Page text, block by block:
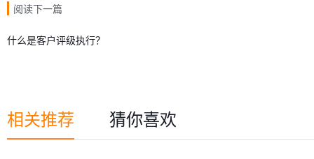
阅读下一篇
什么是客户评级执行？
相关推荐 猜你喜欢